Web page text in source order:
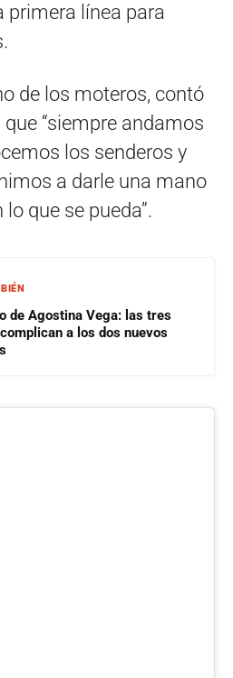
primera línea para
de los moteros, contó
“siempre andamos
los senderos y
a darle una mano
que se pueda”.
de Agostina Vega: las tres
a los dos nuevos